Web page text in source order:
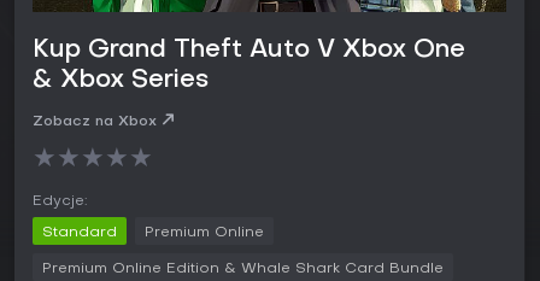
Kup Grand Theft Auto V Xbox One
& Xbox Series
Zobacz na Xbox
★★★★★
Edycje:
Standard Premium Online
Premium Online Edition & Whale Shark Card Bundle